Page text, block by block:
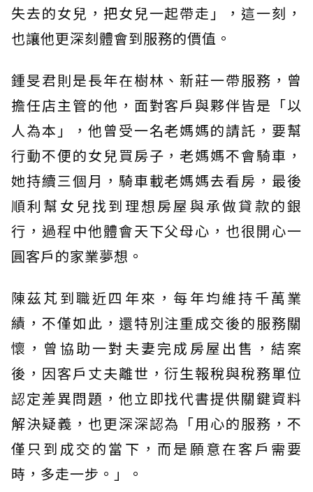
失去的女兒，把女兒一起帶走」，這一刻，
也讓他更深刻體會到服務的價值。
鍾旻君則是長年在樹林、新莊一帶服務，曾
擔任店主管的他，面對客戶與夥伴皆是「以
人為本」，他曾受一名老媽媽的請託，要幫
行動不便的女兒買房子，老媽媽不會騎車，
她持續三個月，騎車載老媽媽去看房，最後
順利幫女兒找到理想房屋與承做貸款的銀
行，過程中他體會天下父母心，也很開心一
圓客戶的家業夢想。
陳茲芃到職近四年來，每年均維持千萬業
績，不僅如此，還特別注重成交後的服務關
懷，曾協助一對夫妻完成房屋出售，結案
後，因客戶丈夫離世，衍生報稅與稅務單位
認定差異問題，他立即找代書提供關鍵資料
解決疑義，也更深深認為「用心的服務，不
僅只到成交的當下，而是願意在客戶需要
時，多走一步。」。